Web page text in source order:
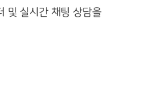
및 실시간 채팅 상담을